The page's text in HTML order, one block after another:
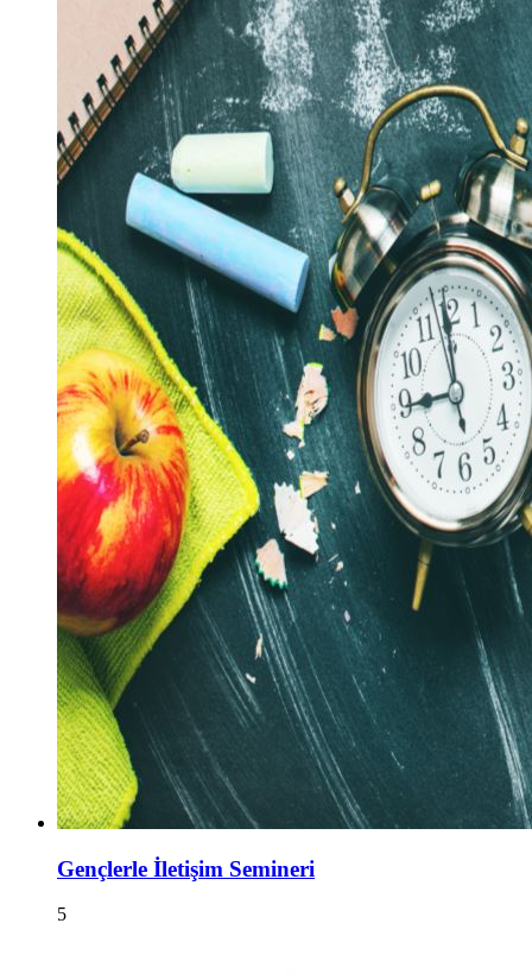
Gençlerle İletişim Semineri
5